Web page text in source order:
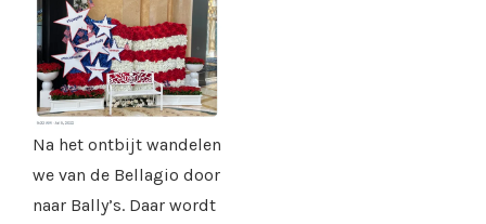
Na het ontbijt wandelen
we van de Bellagio door
naar Bally’s. Daar wordt